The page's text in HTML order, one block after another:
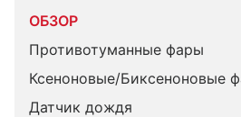
ОБЗОР
Противотуманные фары
Ксеноновые/Биксеноновые
Датчик дождя